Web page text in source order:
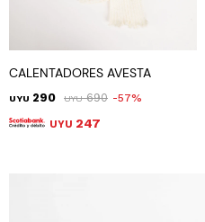
CALENTADORES AVESTA
UYU 290 UYU 690 57
UYU 247